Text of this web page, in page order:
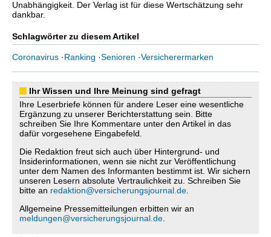
Unabhängigkeit. Der Verlag ist für diese Wertschätzung sehr
dankbar.
Schlagwörter zu diesem Artikel
Coronavirus ·Ranking ·Senioren ·Versicherermarken
Ihr Wissen und Ihre Meinung sind gefragt
Ihre Leserbriefe können für andere Leser eine wesentliche
Ergänzung zu unserer Berichterstattung sein. Bitte
schreiben Sie Ihre Kommentare unter den Artikel in das
dafür vorgesehene Eingabefeld.
Die Redaktion freut sich auch über Hintergrund- und
Insiderinformationen, wenn sie nicht zur Veröffentlichung
unter dem Namen des Informanten bestimmt ist. Wir sichern
unseren Lesern absolute Vertraulichkeit zu. Schreiben Sie
bitte an redaktion@versicherungsjournal.de
Allgemeine Pressemitteilungen erbitten wir an
meldungen@versicherungsjournal.de